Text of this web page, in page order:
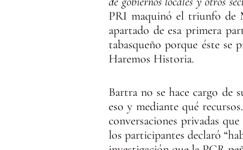
PRI maquinó el triunfo de
apartado de esa primera
tabasqueño porque éste se
Haremos Historia.
Bartra no se hace cargo de
eso y mediante qué
conversaciones privadas
los participantes declaró